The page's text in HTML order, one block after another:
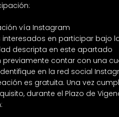
vía Instagram
interesados en participar bajo
descripta en este apartado
previamente contar con una
en la red social
es gratuita. Una vez
durante el Plazo de